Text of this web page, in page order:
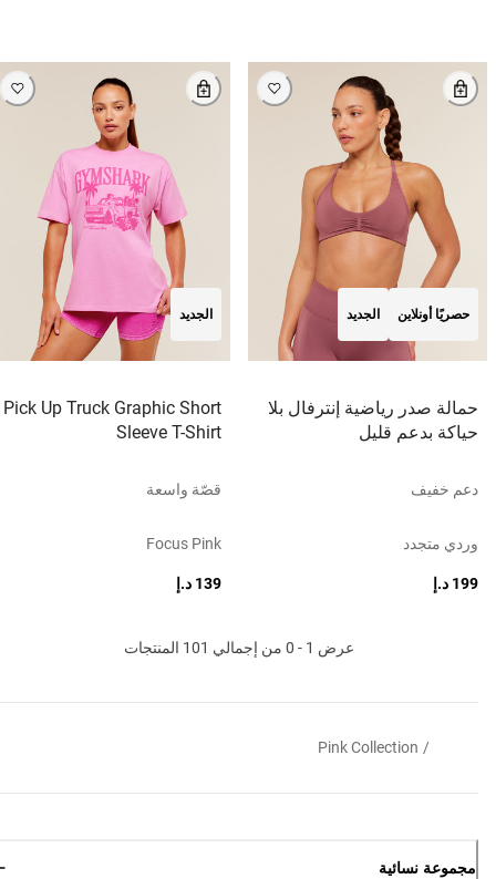
حصريًا أونلاين الجديد
حمالة صدر رياضية إنترفال بلا
حياكة بدعم قليل
دعم خفيف
وردي متجدد
199 د.إ
الجديد
Pick Up Truck Graphic Short
Sleeve T-Shirt
قصّة واسعة
Focus Pink
139 د.إ
عرض 1 - 0 من إجمالي 101 المنتجات
/
Pink Collection
مجموعة نسائية